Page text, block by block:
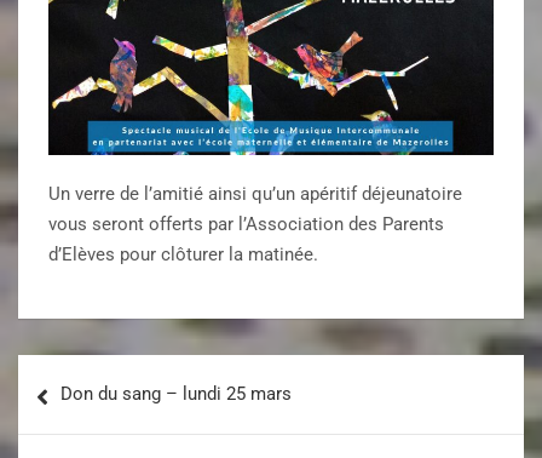
Un verre de l’amitié ainsi qu’un apéritif déjeunatoire
vous seront offerts par l’Association des Parents
d’Elèves pour clôturer la matinée.
Don du sang – lundi 25 mars